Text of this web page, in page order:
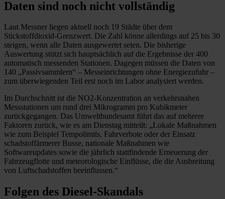
Daten sind noch nicht vollständig
Laut Messner liegen aktuell noch 19 Städte über dem
Stickstoffdioxid-Grenzwert. Die Zahl könne allerdings auf 25 bis 30
steigen, wenn alle Daten ausgewertet seien. Die bisherige
Auswertung stützt sich hauptsächlich auf die Ergebnisse der 400
automatisch messenden Stationen. Dagegen müssen die Daten von
140 „Passivsammlern“ – Messeinrichtungen ohne Energiezufuhr –
zum überwiegenden Teil erst noch im Labor analysiert werden.
Im Durchschnitt ist die NO2-Konzentration an verkehrsnahen
Messstationen um rund drei Mikrogramm pro Kubikmeter
zurückgegangen. Das Umweltbundesamt führt das auf mehrere
Faktoren zurück, wie es am Dienstag mitteilt: „Lokale Maßnahmen
wie zum Beispiel Tempolimits, Fahrverbote oder der Einsatz
schadstoffärmerer Busse, nationale Maßnahmen wie
Softwareupdates sowie die jährlich stattfindende Erneuerung der
Fahrzeugflotte und meteorologische Einflüsse, die die Ausbreitung
von Luftschadstoffen beeinflussen.“
Folgen des Diesel-Skandals